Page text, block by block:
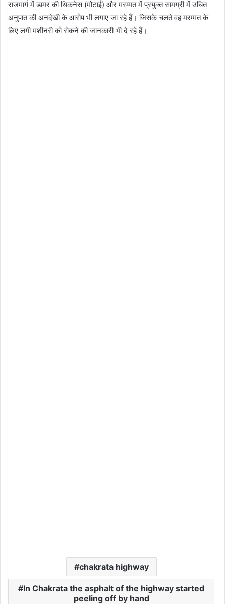
राजमार्ग में डामर की थिकनेस (मोटाई) और मरम्मत में प्रयुक्त सामग्री में उचित
अनुपात की अनदेखी के आरोप भी लगाए जा रहे हैं। जिसके चलते वह मरम्मत के
लिए लगी मशीनरी को रोकने की जानकारी भी दे रहे हैं।
chakrata highway
In Chakrata the asphalt of the highway started
peeling off by hand